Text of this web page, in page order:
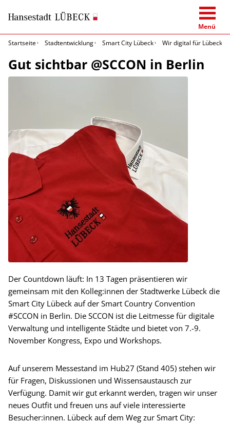
Menü
Startseite
Stadtentwicklung Smart City Lübeck Wir digital für Lübeck
Gut sichtbar @SCCON in Berlin
Der Countdown läuft: In 13 Tagen präsentieren wir
gemeinsam mit den Kolleg:innen der Stadtwerke Lübeck die
Smart City Lübeck auf der Smart Country Convention
#SCCON in Berlin. Die SCCON ist die Leitmesse für digitale
Verwaltung und intelligente Städte und bietet von 7.-9.
November Kongress, Expo und Workshops.
Auf unserem Messestand im Hub27 (Stand 405) stehen wir
für Fragen, Diskussionen und Wissensaustausch zur
Verfügung. Damit wir gut erkannt werden, tragen wir unser
neues Outfit und freuen uns auf viele interessierte
Besucher:innen. Lübeck auf dem Weg zur Smart City: